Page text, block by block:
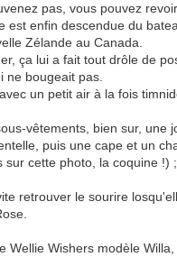
pas, vous pouvez
est enfin descendue du
Zélande au Canada.
ça lui a fait tout drôle de
ne bougeait pas.
un petit air à la fois
vêtements, bien sur, une
puis une cape et un
sur cette photo, la coquine !)
retrouver le sourire
Wellie Wishers modèle